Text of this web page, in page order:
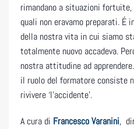
rimandano a situazioni
quali non eravamo preparati. É
della nostra vita in cui siamo
totalmente nuovo accadeva.
nostra attitudine ad
il ruolo del formatore consiste
rivivere ‘l’accidente’.
A cura di Francesco Varanini,